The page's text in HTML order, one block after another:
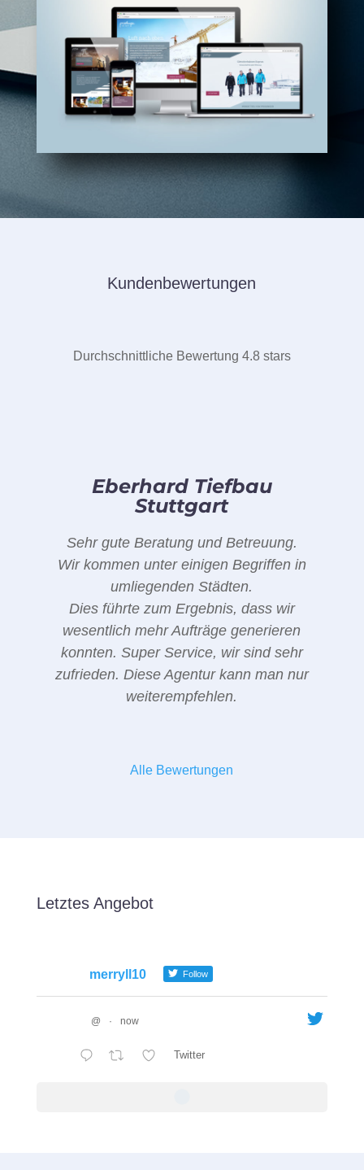
Kundenbewertungen
Durchschnittliche Bewertung 4.8 stars
Eberhard Tiefbau
Stuttgart
Sehr gute Beratung und Betreuung.
Wir kommen unter einigen Begriffen in
umliegenden Städten.
Dies führte zum Ergebnis, dass wir
wesentlich mehr Aufträge generieren
konnten. Super Service, wir sind sehr
zufrieden. Diese Agentur kann man nur
weiterempfehlen.
Alle Bewertungen
Letztes Angebot
merryll10 Follow
@ · now
Twitter